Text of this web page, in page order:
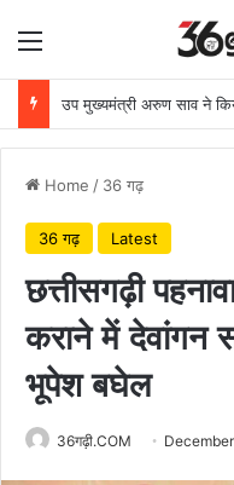
Menu
Home / 36 गढ़
36 गढ़ Latest
छत्तीसगढ़ी
कराने में देवांगन
भूपेश बघेल
36गढ़ी.COM